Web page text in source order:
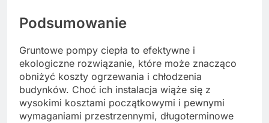
Podsumowanie
Gruntowe pompy ciepła to efektywne i
ekologiczne rozwiązanie, które może znacząco
obniżyć koszty ogrzewania i chłodzenia
budynków. Choć ich instalacja wiąże się z
wysokimi kosztami początkowymi i pewnymi
wymaganiami przestrzennymi, długoterminowe